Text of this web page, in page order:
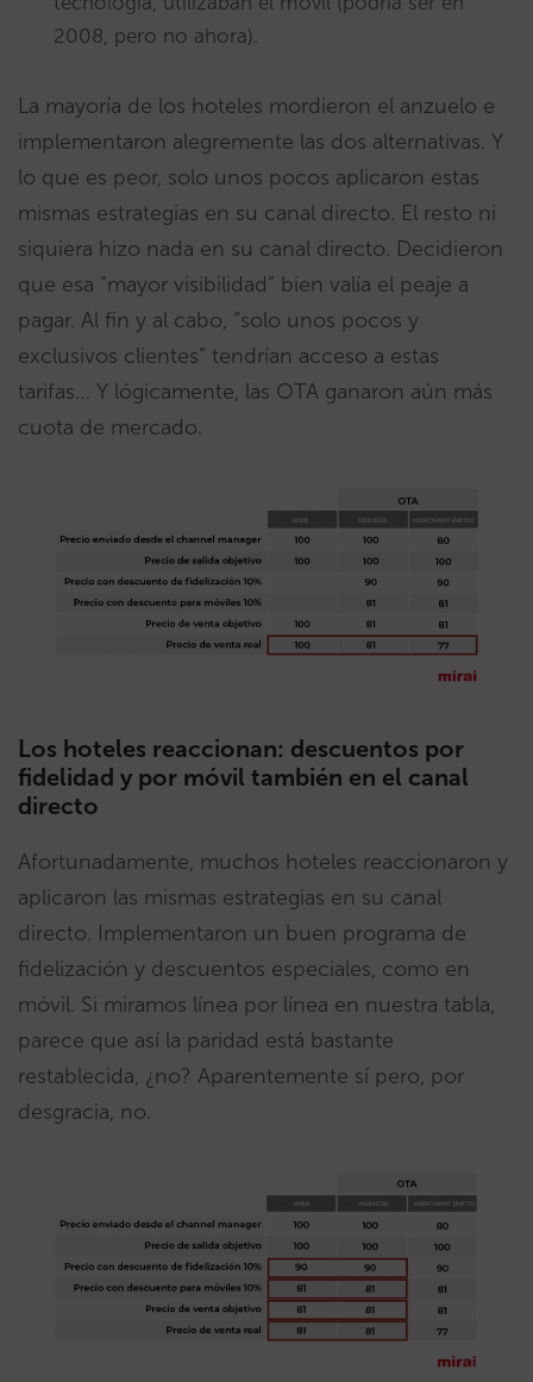
2008, pero no ahora).
La mayoría de los hoteles mordieron el anzuelo e
implementaron alegremente las dos alternativas. Y
lo que es peor, solo unos pocos aplicaron estas
mismas estrategias en su canal directo. El resto ni
siquiera hizo nada en su canal directo. Decidieron
que esa “mayor visibilidad” bien valía el peaje a
pagar. Al fin y al cabo, “solo unos pocos y
exclusivos clientes” tendrían acceso a estas
tarifas… Y lógicamente, las OTA ganaron aún más
cuota de mercado.
Los hoteles reaccionan: descuentos por
fidelidad y por móvil también en el canal
directo
Afortunadamente, muchos hoteles reaccionaron y
aplicaron las mismas estrategias en su canal
directo. Implementaron un buen programa de
fidelización y descuentos especiales, como en
móvil. Si miramos línea por línea en nuestra tabla,
parece que así la paridad está bastante
restablecida, ¿no? Aparentemente sí pero, por
desgracia, no.